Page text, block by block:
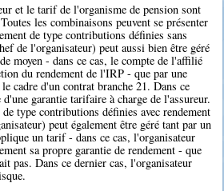
et le tarif de l'organisme de pension sont
les combinaisons peuvent se présenter
de type contributions définies sans
de l'organisateur) peut aussi bien être géré
moyen - dans ce cas, le compte de l'affilié
du rendement de l'IRP - que par une
cadre d'un contrat branche 21. Dans ce
garantie tarifaire à charge de l'assureur.
type contributions définies avec rendement
peut également être géré tant par un
un tarif - dans ce cas, l'organisateur
sa propre garantie de rendement - que
pas. Dans ce dernier cas, l'organisateur